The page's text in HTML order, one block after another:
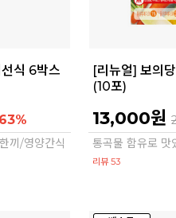
식 6박스
63%
끼/영양간식
[리뉴얼] 보의
(10포)
13,000원
통곡물 함유로 맛
리뷰 53